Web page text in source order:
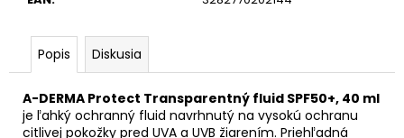
Popis Diskusia
A-DERMA Protect Transparentný fluid SPF50+, 40 ml
je ľahký ochranný fluid navrhnutý na vysokú ochranu
citlivej pokožky pred UVA a UVB žiarením. Priehľadná
€2,20